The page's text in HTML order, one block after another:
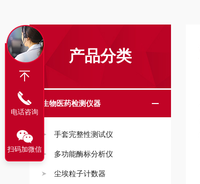
产品分类
生物医药检测仪器
手套完整性测试仪
多功能酶标分析仪
尘埃粒子计数器
电话咨询
扫码加微信